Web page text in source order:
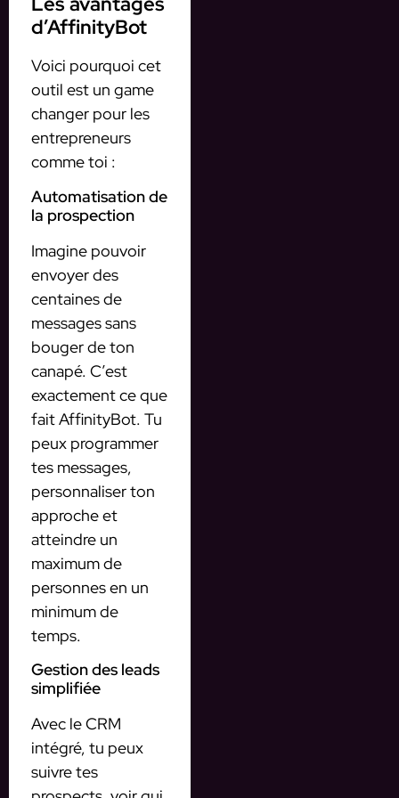
d’AffinityBot
Voici pourquoi cet
outil est un game
changer pour les
entrepreneurs
comme toi :
Automatisation de
la prospection
Imagine pouvoir
envoyer des
centaines de
messages sans
bouger de ton
canapé. C’est
exactement ce que
fait AffinityBot. Tu
peux programmer
tes messages,
personnaliser ton
approche et
atteindre un
maximum de
personnes en un
minimum de
temps.
Gestion des leads
simplifiée
Avec le CRM
intégré, tu peux
suivre tes